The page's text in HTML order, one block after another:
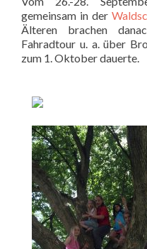
gemeinsam in der
Älteren brachen
Fahradtour u. a. über
zum 1. Oktober dauerte.